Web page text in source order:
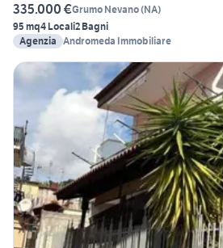
335.000 €Grumo Nevano(NA)
95 mq4 Locali2 Bagni
Agenzia Andromeda Immobiliare